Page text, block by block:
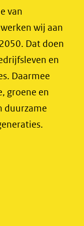
van
wij aan
Dat doen
en
Daarmee
groene en
duurzame